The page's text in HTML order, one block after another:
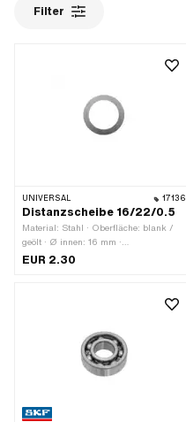
Filter
UNIVERSAL 17136
Distanzscheibe 16/22/0.5
Material: Stahl · Oberfläche: blank /
geölt · Ø innen: 16 mm ·
Nenndurchmesser innen: 16 mm · Ø
EUR 2.30